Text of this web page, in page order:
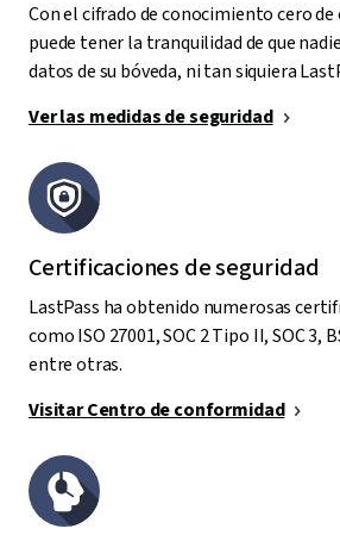
Con el cifrado de conocimiento cero
puede tener la tranquilidad de que
datos de su bóveda, ni tan siquiera
Ver las medidas de seguridad
Certificaciones de seguridad
LastPass ha obtenido numerosas
como ISO 27001, SOC 2 Tipo II, SOC 3,
entre otras.
Visitar Centro de conformidad